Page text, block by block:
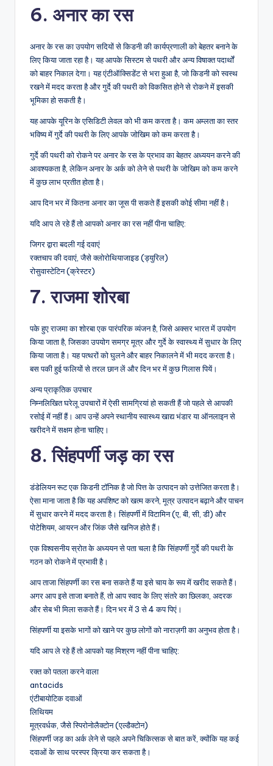
6. अनार का रस
अनार के रस का उपयोग सदियों से किडनी की कार्यप्रणाली को बेहतर बनाने के
लिए किया जाता रहा है। यह आपके सिस्टम से पथरी और अन्य विषाक्त पदार्थों
को बाहर निकाल देगा। यह एंटीऑक्सिडेंट से भरा हुआ है, जो किडनी को स्वस्थ
रखने में मदद करता है और गुर्दे की पथरी को विकसित होने से रोकने में इसकी
भूमिका हो सकती है।
यह आपके यूरिन के एसिडिटी लेवल को भी कम करता है। कम अम्लता का स्तर
भविष्य में गुर्दे की पथरी के लिए आपके जोखिम को कम करता है।
गुर्दे की पथरी को रोकने पर अनार के रस के प्रभाव का बेहतर अध्ययन करने की
आवश्यकता है, लेकिन अनार के अर्क को लेने से पथरी के जोखिम को कम करने
में कुछ लाभ प्रतीत होता है।
आप दिन भर में कितना अनार का जूस पी सकते हैं इसकी कोई सीमा नहीं है।
यदि आप ले रहे हैं तो आपको अनार का रस नहीं पीना चाहिए:
जिगर द्वारा बदली गई दवाएं
रक्तचाप की दवाएं, जैसे क्लोरोथियाजाइड (ड्युरिल)
रोसुवास्टेटिन (क्रेस्टर)
7. राजमा शोरबा
पके हुए राजमा का शोरबा एक पारंपरिक व्यंजन है, जिसे अक्सर भारत में उपयोग
किया जाता है, जिसका उपयोग समग्र मूत्र और गुर्दे के स्वास्थ्य में सुधार के लिए
किया जाता है। यह पत्थरों को घुलने और बाहर निकालने में भी मदद करता है।
बस पकी हुई फलियों से तरल छान लें और दिन भर में कुछ गिलास पियें।
अन्य प्राकृतिक उपचार
निम्नलिखित घरेलू उपचारों में ऐसी सामग्रियां हो सकती हैं जो पहले से आपकी
रसोई में नहीं हैं। आप उन्हें अपने स्थानीय स्वास्थ्य खाद्य भंडार या ऑनलाइन से
खरीदने में सक्षम होना चाहिए।
8. सिंहपर्णी जड़ का रस
डंडेलियन रूट एक किडनी टॉनिक है जो पित्त के उत्पादन को उत्तेजित करता है।
ऐसा माना जाता है कि यह अपशिष्ट को खत्म करने, मूत्र उत्पादन बढ़ाने और पाचन
में सुधार करने में मदद करता है। सिंहपर्णी में विटामिन (ए, बी, सी, डी) और
पोटेशियम, आयरन और जिंक जैसे खनिज होते हैं।
एक विश्वसनीय स्रोत के अध्ययन से पता चला है कि सिंहपर्णी गुर्दे की पथरी के
गठन को रोकने में प्रभावी है।
आप ताजा सिंहपर्णी का रस बना सकते हैं या इसे चाय के रूप में खरीद सकते हैं।
अगर आप इसे ताजा बनाते हैं, तो आप स्वाद के लिए संतरे का छिलका, अदरक
और सेब भी मिला सकते हैं। दिन भर में 3 से 4 कप पिएं।
सिंहपर्णी या इसके भागों को खाने पर कुछ लोगों को नाराज़गी का अनुभव होता है।
यदि आप ले रहे हैं तो आपको यह मिश्रण नहीं पीना चाहिए:
रक्त को पतला करने वाला
antacids
एंटीबायोटिक दवाओं
लिथियम
मूत्रवर्धक, जैसे स्पिरोनोलैक्टोन (एल्डैक्टोन)
सिंहपर्णी जड़ का अर्क लेने से पहले अपने चिकित्सक से बात करें, क्योंकि यह कई
दवाओं के साथ परस्पर क्रिया कर सकता है।